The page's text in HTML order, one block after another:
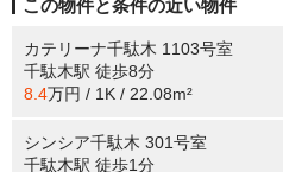
この物件と条件の近い物件
カテリーナ千駄木 1103号室
千駄木駅 徒歩8分
8.4万円 / 1K / 22.08m²
シンシア千駄木 301号室
千駄木駅 徒歩1分